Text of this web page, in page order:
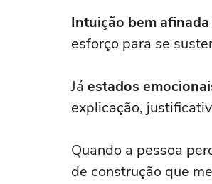
Intuição bem afinada
esforço para se
Já estados
explicação,
Quando a pessoa
de construção que